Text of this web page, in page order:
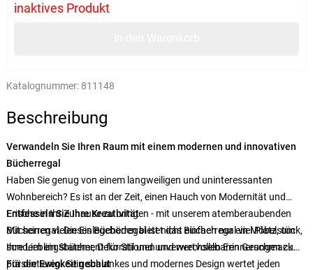
inaktives Produkt
Katalognummer: 811148
Beschreibung
Verwandeln Sie Ihren Raum mit einem modernen und innovativen
Bücherregal
Haben Sie genug von einem langweiligen und uninteressanten
Wohnbereich? Es ist an der Zeit, einen Hauch von Modernität und
Frische in Ihr Zuhause zu bringen - mit unserem atemberaubenden
Bücherregal. Dieses Bücherregal ist nicht einfach nur ein Möbelstück,
sondern ein Statement für Stil und unverwechselbaren Geschmack.
Entfesseln Sie Ihre Kreativität
Mit seinen vielen Einlegeböden bietet das Bücherregal viel Platz, um
Ihre Lieblingsbücher, Dekorationen und wertvollen Erinnerungen zu
präsentieren. Sein schlankes und modernes Design wertet jeden
Für die Ewigkeit gebaut